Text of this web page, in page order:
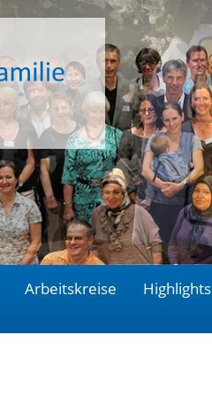
Arbeitskreise Highlights